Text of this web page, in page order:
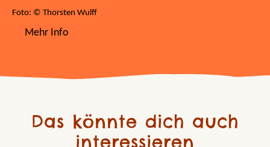
Foto: © Thorsten Wulff
Mehr Info
Das könnte dich auch
interessieren